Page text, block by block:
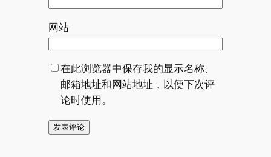
网站
在此浏览器中保存我的显示名称、
邮箱地址和网站地址，以便下次评
论时使用。